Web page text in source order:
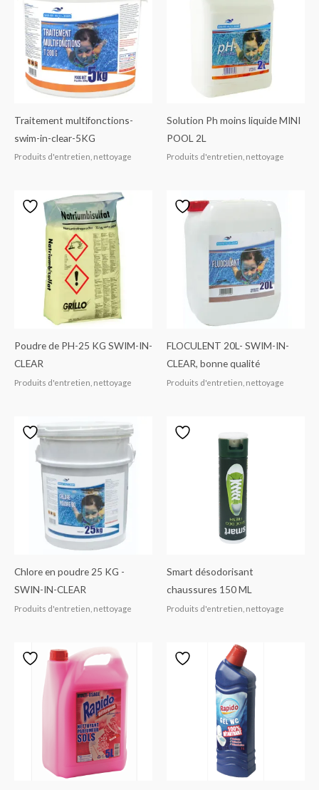
Traitement multifonctions-
swim-in-clear-5KG
Produits d'entretien, nettoyage
Solution Ph moins liquide MINI
POOL 2L
Produits d'entretien, nettoyage
Poudre de PH-25 KG SWIM-IN-
CLEAR
Produits d'entretien, nettoyage
FLOCULENT 20L- SWIM-IN-
CLEAR, bonne qualité
Produits d'entretien, nettoyage
Chlore en poudre 25 KG -
SWIN-IN-CLEAR
Produits d'entretien, nettoyage
Smart désodorisant
chaussures 150 ML
Produits d'entretien, nettoyage